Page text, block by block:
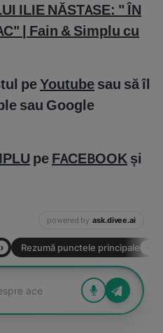
ILIE NĂSTASE: " ÎN
| Fain & Simplu cu
peYoutube sau să îl
sau Google
pe FACEBOOK și